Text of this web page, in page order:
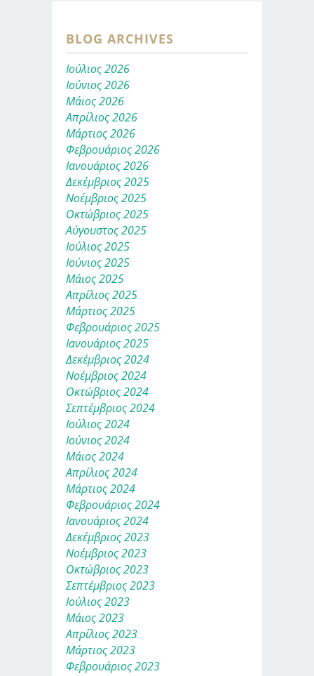
BLOG ARCHIVES
Ιούλιος 2026
Ιούνιος 2026
Μάιος 2026
Απρίλιος 2026
Μάρτιος 2026
Φεβρουάριος 2026
Ιανουάριος 2026
Δεκέμβριος 2025
Νοέμβριος 2025
Οκτώβριος 2025
Αύγουστος 2025
Ιούλιος 2025
Ιούνιος 2025
Μάιος 2025
Απρίλιος 2025
Μάρτιος 2025
Φεβρουάριος 2025
Ιανουάριος 2025
Δεκέμβριος 2024
Νοέμβριος 2024
Οκτώβριος 2024
Σεπτέμβριος 2024
Ιούλιος 2024
Ιούνιος 2024
Μάιος 2024
Απρίλιος 2024
Μάρτιος 2024
Φεβρουάριος 2024
Ιανουάριος 2024
Δεκέμβριος 2023
Νοέμβριος 2023
Οκτώβριος 2023
Σεπτέμβριος 2023
Ιούλιος 2023
Μάιος 2023
Απρίλιος 2023
Μάρτιος 2023
Φεβρουάριος 2023